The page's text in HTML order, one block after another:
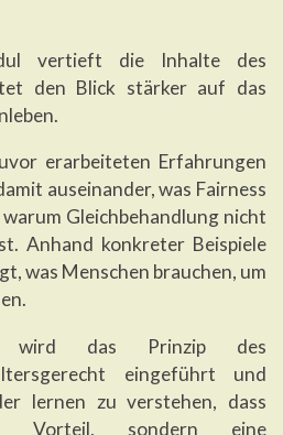
vertieft die Inhalte des
den Blick stärker auf das
erarbeiteten Erfahrungen
auseinander, was Fairness
Gleichbehandlung nicht
Anhand konkreter Beispiele
was Menschen brauchen, um
wird das Prinzip des
eingeführt und
lernen zu verstehen, dass
Vorteil, sondern eine